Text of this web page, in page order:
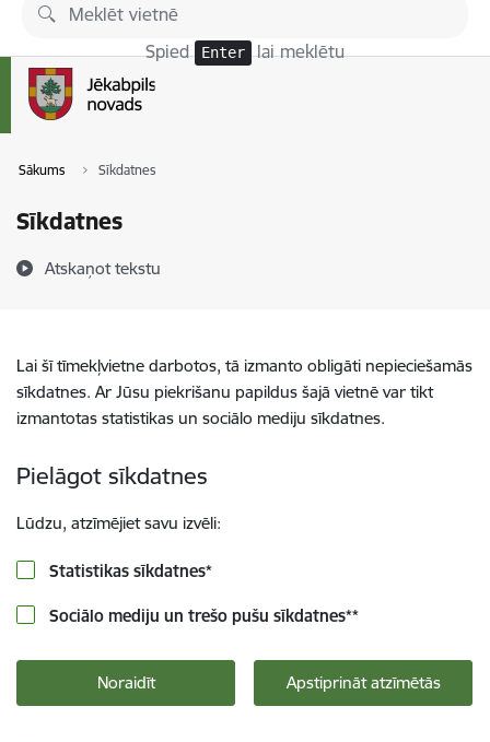
Pāriet uz lapas saturu
Spied Enter lai meklētu
Sākums Sīkdatnes
Sīkdatnes
Atskaņot tekstu
Lai šī tīmekļvietne darbotos, tā izmanto obligāti nepieciešamās
sīkdatnes. Ar Jūsu piekrišanu papildus šajā vietnē var tikt
izmantotas statistikas un sociālo mediju sīkdatnes.
Pielāgot sīkdatnes
Lūdzu, atzīmējiet savu izvēli:
Statistikas sīkdatnes*
Sociālo mediju un trešo pušu sīkdatnes**
Noraidīt Apstiprināt atzīmētās